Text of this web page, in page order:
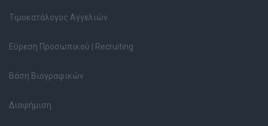
Τιμοκατάλογος Αγγελιών
Εύρεση Προσωπικού | Recruiting
Βάση Βιογραφικών
Διαφήμιση